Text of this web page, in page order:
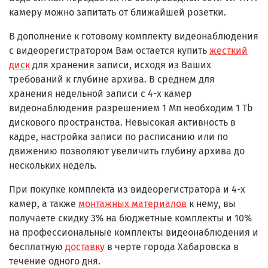
камеру можно запитать от ближайшей розетки.
В дополнение к готовому комплекту видеонаблюдения
с видеорегистратором Вам остается купить жесткий
диск для хранения записи, исходя из Ваших
требований к глубине архива. В среднем для
хранения недельной записи с 4-х камер
видеонаблюдения разрешением 1 Мп необходим 1 Tb
дискового пространства. Невысокая активность в
кадре, настройка записи по расписанию или по
движению позволяют увеличить глубину архива до
нескольких недель.
При покупке комплекта из видеорегистратора и 4-х
камер, а также монтажных материалов к нему, вы
получаете скидку 3% на бюджетные комплекты и 10%
на профессиональные комплекты видеонаблюдения и
бесплатную доставку в черте города Хабаровска в
течение одного дня.